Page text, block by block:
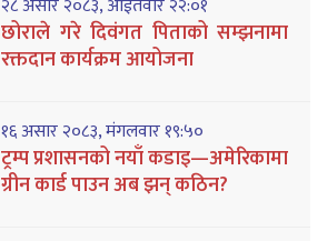
२८ असार २०८३, आईतवार २२:०१
छोराले गरे दिवंगत पिताको सम्झनामा
रक्तदान कार्यक्रम आयोजना
१६ असार २०८३, मंगलवार १९:५०
ट्रम्प प्रशासनको नयाँ कडाइ—अमेरिकामा
ग्रीन कार्ड पाउन अब झन् कठिन?